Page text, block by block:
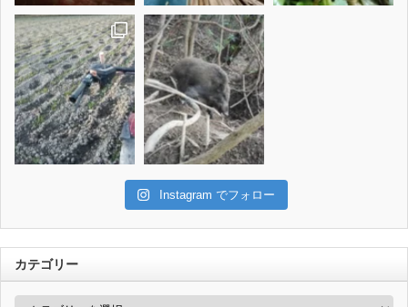
Instagram でフォロー
カテゴリー
カ